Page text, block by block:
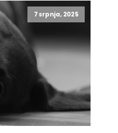
7 srpnja, 2025